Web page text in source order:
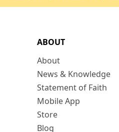
ABOUT
About
News & Knowledge
Statement of Faith
Mobile App
Store
Blog